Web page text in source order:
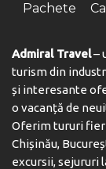
Pachete
Admiral Travel–
turism din
și interesante
o vacanță de
Oferim tururi
Chișinău,
excursii, sejururi